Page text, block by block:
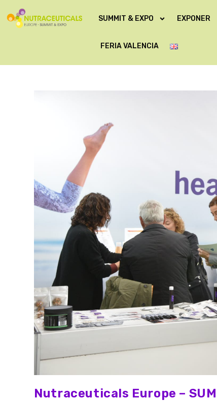
SUMMIT & EXPO EXPONER
FERIA VALENCIA
Nutraceuticals Europe –